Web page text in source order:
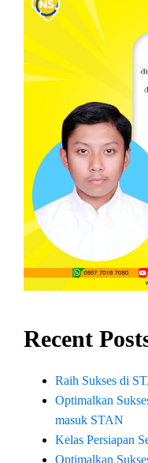
Recent
Raih Sukses di
Optimalkan
masuk STAN
Kelas Persiapan
Optimalkan